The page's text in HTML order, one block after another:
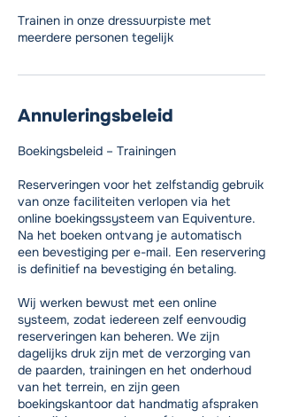
Trainen in onze dressuurpiste met
meerdere personen tegelijk
Annuleringsbeleid
Boekingsbeleid – Trainingen
Reserveringen voor het zelfstandig gebruik
van onze faciliteiten verlopen via het
online boekingssysteem van Equiventure.
Na het boeken ontvang je automatisch
een bevestiging per e-mail. Een reservering
is definitief na bevestiging én betaling.
Wij werken bewust met een online
systeem, zodat iedereen zelf eenvoudig
reserveringen kan beheren. We zijn
dagelijks druk zijn met de verzorging van
de paarden, trainingen en het onderhoud
van het terrein, en zijn geen
boekingskantoor dat handmatig afspraken